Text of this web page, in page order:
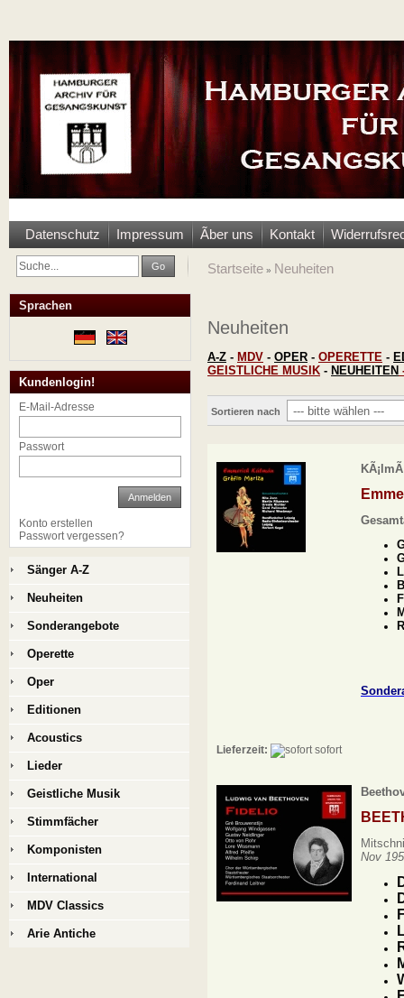
Datenschutz Impressum Ãber uns Kontakt
Go Startseite » Neuheiten
Neuheiten
A-Z - MDV - OPER - OPERETTE -
GEISTLICHE MUSIK - NEUHEITEN
Sortieren nach
Lieferzeit: sofort
Nov
Sprachen
Kundenlogin!
E-Mail-Adresse
Passwort
Anmelden
Konto erstellen
Passwort vergessen?
Sänger A-Z
Neuheiten
Sonderangebote
Operette
Oper
Editionen
Acoustics
Lieder
Geistliche Musik
Stimmfächer
Komponisten
International
MDV Classics
Arie Antiche